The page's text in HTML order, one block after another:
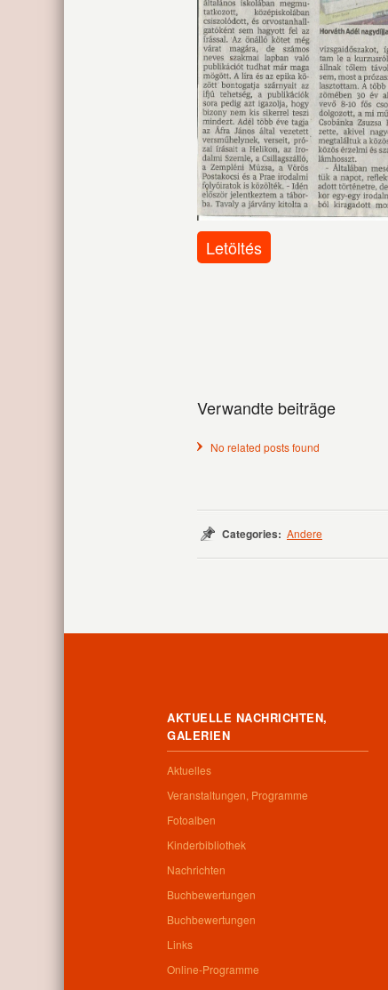
Letöltés
Verwandte beiträge
No related posts found
Categories: Andere
AKTUELLE NACHRICHTEN,
GALERIEN
Aktuelles
Veranstaltungen, Programme
Fotoalben
Kinderbibliothek
Nachrichten
Buchbewertungen
Buchbewertungen
Links
Online-Programme